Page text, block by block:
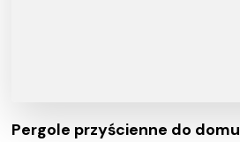
Pergole przyścienne do domu